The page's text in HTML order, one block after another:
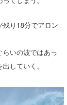
残り18分でアロン
いの波ではあっ
していく。